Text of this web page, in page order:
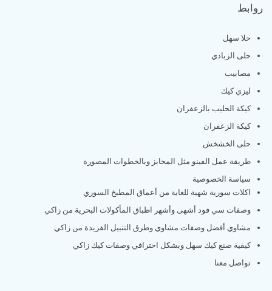
روابط
حلا سهل
حلى الزبادي
مصابيب
ليزي كيك
كيكة الحليب بالزعفران
كيكة الزعفران
حلى الخشخش
طريقة عمل الفينو مثل المخابز وبالخطوات المصورة
سياسة الخصوصية
اكلات سورية شهية للغاية من أعماق المطبخ السوري
وصفات سي فود أشهى وأشهر اطباق المأكولات البحرية من زاكي
مشاوي أفضل وصفات مشاوي وطرق التتبيل الفريدة من زاكي
كيفية صنع كيك سهل وبشكل احترافي وصفات كيك زاكي
تواصل معنا